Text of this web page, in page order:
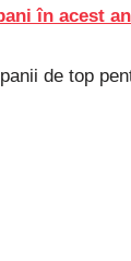
în acest an
de top